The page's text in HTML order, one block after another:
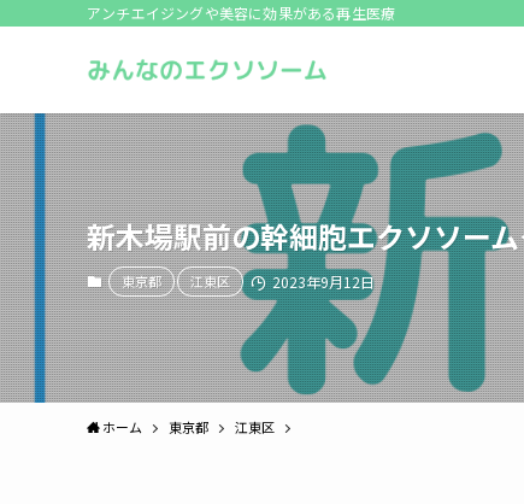
アンチエイジングや美容に効果がある再生医療
新木場駅前の幹細胞エクソソー
東京都 江東区 2023年9月12日
ホーム 東京都 江東区